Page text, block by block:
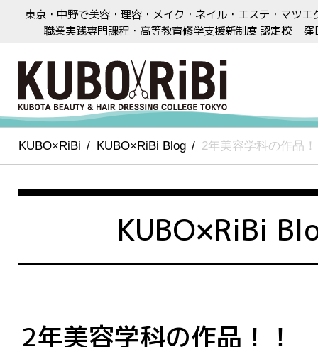
東京・中野で美容・理容・メイク・ネイル・エステ・マツエ
職業実践専門課程・高等教育修学支援新制度 認定校
窪
KUBO×RiBi KUBO×RiBi Blog 2年美容学科の作品
KUBO×RiBi
2年美容学科の作品！！